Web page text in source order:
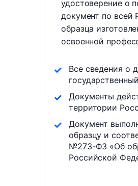
удостоверение о
документ по всей
образца
освоенной
Все сведения о
Документы
территории
Документ
образцу и
№273-ФЗ «Об
Российской